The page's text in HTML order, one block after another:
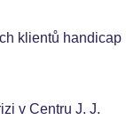
klientů handicap
v Centru J. J.